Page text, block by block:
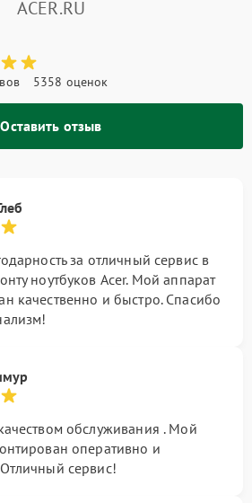
ACER.RU
5358 оценок
Оставить отзыв
за отличный сервис в
ноутбуков Acer. Мой аппарат
качественно и быстро. Спасибо
обслуживания . Мой
оперативно и
сервис!